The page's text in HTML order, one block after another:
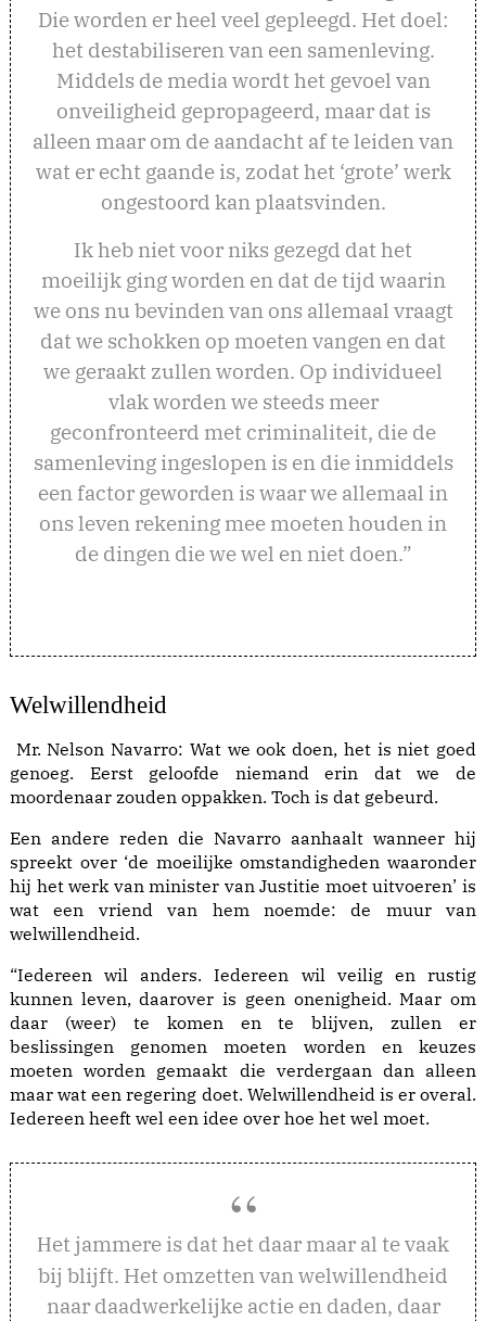
Die worden er heel veel gepleegd. Het doel:
het destabiliseren van een samenleving.
Middels de media wordt het gevoel van
onveiligheid gepropageerd, maar dat is
alleen maar om de aandacht af te leiden van
wat er echt gaande is, zodat het ‘grote’ werk
ongestoord kan plaatsvinden.
Ik heb niet voor niks gezegd dat het
moeilijk ging worden en dat de tijd waarin
we ons nu bevinden van ons allemaal vraagt
dat we schokken op moeten vangen en dat
we geraakt zullen worden. Op individueel
vlak worden we steeds meer
geconfronteerd met criminaliteit, die de
samenleving ingeslopen is en die inmiddels
een factor geworden is waar we allemaal in
ons leven rekening mee moeten houden in
de dingen die we wel en niet doen.”
Welwillendheid
Mr. Nelson Navarro: Wat we ook doen, het is niet goed
genoeg. Eerst geloofde niemand erin dat we de
moordenaar zouden oppakken. Toch is dat gebeurd.
Een andere reden die Navarro aanhaalt wanneer hij
spreekt over ‘de moeilijke omstandigheden waaronder
hij het werk van minister van Justitie moet uitvoeren’ is
wat een vriend van hem noemde: de muur van
welwillendheid.
“Iedereen wil anders. Iedereen wil veilig en rustig
kunnen leven, daarover is geen onenigheid. Maar om
daar (weer) te komen en te blijven, zullen er
beslissingen genomen moeten worden en keuzes
moeten worden gemaakt die verdergaan dan alleen
maar wat een regering doet. Welwillendheid is er overal.
Iedereen heeft wel een idee over hoe het wel moet.
Het jammere is dat het daar maar al te vaak
bij blijft. Het omzetten van welwillendheid
naar daadwerkelijke actie en daden, daar